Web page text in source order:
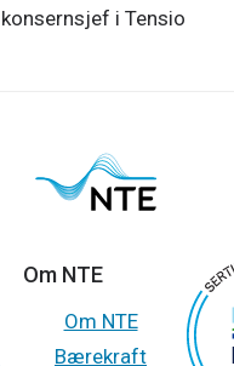
Om NTE
Om NTE
Bærekraft